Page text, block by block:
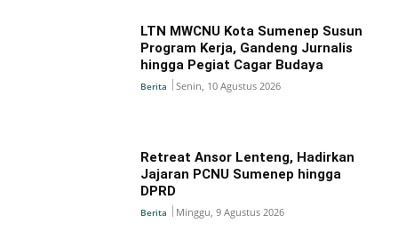
LTN MWCNU Kota Sumenep Susun
Program Kerja, Gandeng Jurnalis
hingga Pegiat Cagar Budaya
Berita Senin, 10 Agustus 2026
Retreat Ansor Lenteng, Hadirkan
Jajaran PCNU Sumenep hingga
DPRD
Berita Minggu, 9 Agustus 2026